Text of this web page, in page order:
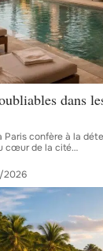
dans
Paris confère à la
cœur de la cité…